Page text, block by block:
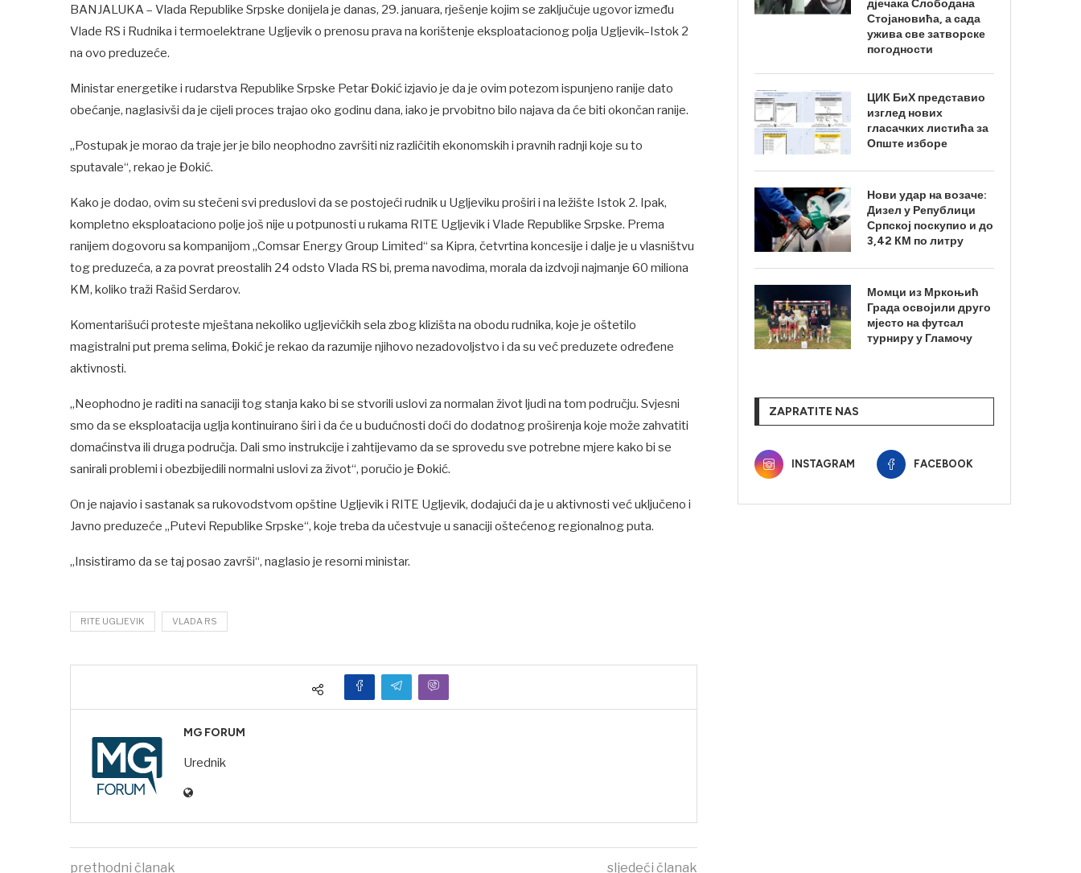
BANJALUKA – Vlada Republike Srpske donijela je danas, 29. januara, rješenje kojim se zaključuje ugovor između
Vlade RS i Rudnika i termoelektrane Ugljevik o prenosu prava na korištenje eksploatacionog polja Ugljevik–Istok 2
na ovo preduzeće.
Ministar energetike i rudarstva Republike Srpske Petar Đokić izjavio je da je ovim potezom ispunjeno ranije dato
obećanje, naglasivši da je cijeli proces trajao oko godinu dana, iako je prvobitno bilo najava da će biti okončan ranije.
„Postupak je morao da traje jer je bilo neophodno završiti niz različitih ekonomskih i pravnih radnji koje su to
sputavale“, rekao je Đokić.
Kako je dodao, ovim su stečeni svi preduslovi da se postojeći rudnik u Ugljeviku proširi i na ležište Istok 2. Ipak,
kompletno eksploataciono polje još nije u potpunosti u rukama RITE Ugljevik i Vlade Republike Srpske. Prema
ranijem dogovoru sa kompanijom „Comsar Energy Group Limited“ sa Kipra, četvrtina koncesije i dalje je u vlasništvu
tog preduzeća, a za povrat preostalih 24 odsto Vlada RS bi, prema navodima, morala da izdvoji najmanje 60 miliona
KM, koliko traži Rašid Serdarov.
Komentarišući proteste mještana nekoliko ugljevičkih sela zbog klizišta na obodu rudnika, koje je oštetilo
magistralni put prema selima, Đokić je rekao da razumije njihovo nezadovoljstvo i da su već preduzete određene
aktivnosti.
„Neophodno je raditi na sanaciji tog stanja kako bi se stvorili uslovi za normalan život ljudi na tom području. Svjesni
smo da se eksploatacija uglja kontinuirano širi i da će u budućnosti doći do dodatnog proširenja koje može zahvatiti
domaćinstva ili druga područja. Dali smo instrukcije i zahtijevamo da se sprovedu sve potrebne mjere kako bi se
sanirali problemi i obezbijedili normalni uslovi za život“, poručio je Đokić.
On je najavio i sastanak sa rukovodstvom opštine Ugljevik i RITE Ugljevik, dodajući da je u aktivnosti već uključeno i
Javno preduzeće „Putevi Republike Srpske“, koje treba da učestvuje u sanaciji oštećenog regionalnog puta.
„Insistiramo da se taj posao završi“, naglasio je resorni ministar.
RITE UGLJEVIK VLADA RS
MG FORUM
Urednik
prethodni članak sljedeći članak
дјечака Слободана
Стојановића, а сада
ужива све затворске
погодности
ЦИК БиХ представио
изглед нових
гласачких листића за
Опште изборе
Нови удар на возаче:
Дизел у Републици
Српској поскупио и до
3,42 КМ по литру
Момци из Мркоњић
Града освојили друго
мјесто на футсал
турниру у Гламочу
ZAPRATITE NAS
INSTAGRAM FACEBOOK